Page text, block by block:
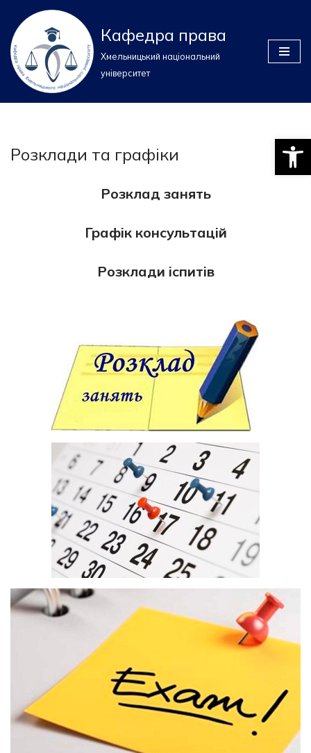
Перейти
до
вмісту
Кафедра права
Хмельницький національний
університет
Розклади та графіки
Розклад занять
Графік консультацій
Розклади іспитів